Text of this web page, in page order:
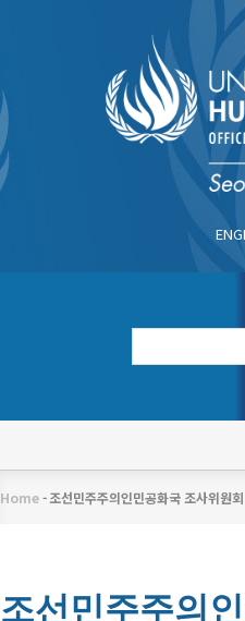
텐
츠
로
건
메
경
Home-조선민주주의인민공화국 조사위원회
조선민주주의